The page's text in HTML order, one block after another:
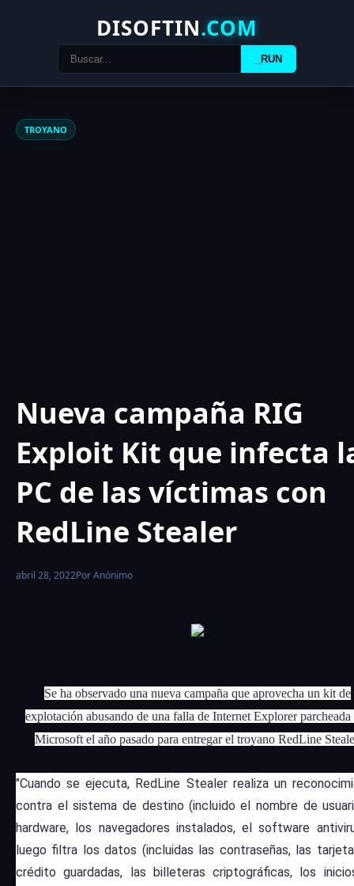
DISOFTIN.COM
_RUN
TROYANO
Nueva campaña RIG
Exploit Kit que infecta
PC de las víctimas con
RedLine Stealer
abril 28, 2022Por Anónimo
Se ha observado una nueva campaña que aprovecha un kit de
explotación abusando de una falla de Internet Explorer parcheada
Microsoft el año pasado para entregar el troyano RedLine
"Cuando se ejecuta, RedLine Stealer realiza un
contra el sistema de destino (incluido el nombre de
hardware, los navegadores instalados, el software
luego filtra los datos (incluidas las contraseñas, las
crédito guardadas, las billeteras criptográficas, los